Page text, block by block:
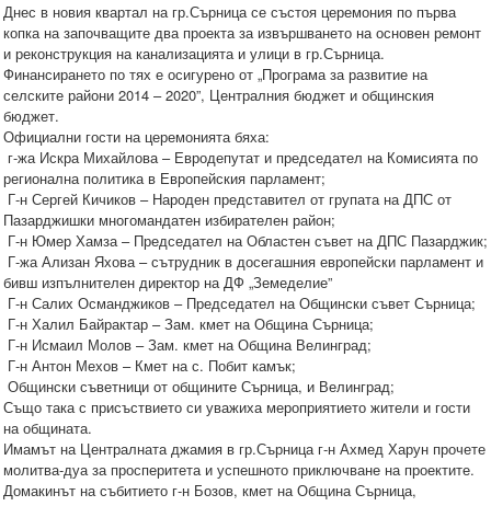
Днес в новия квартал на гр.Сърница се състоя церемония по първа
копка на започващите два проекта за извършването на основен ремонт
и реконструкция на канализацията и улици в гр.Сърница.
Финансирането по тях е осигурено от „Програма за развитие на
селските райони 2014 – 2020”, Централния бюджет и общинския
бюджет.
Официални гости на церемонията бяха:
г-жа Искра Михайлова – Евродепутат и председател на Комисията по
регионална политика в Европейския парламент;
Г-н Сергей Кичиков – Народен представител от групата на ДПС от
Пазарджишки многомандатен избирателен район;
Г-н Юмер Хамза – Председател на Областен съвет на ДПС Пазарджик;
Г-жа Ализан Яхова – сътрудник в досегашния европейски парламент и
бивш изпълнителен директор на ДФ „Земеделие”
Г-н Салих Османджиков – Председател на Общински съвет Сърница;
Г-н Халил Байрактар – Зам. кмет на Община Сърница;
Г-н Исмаил Молов – Зам. кмет на Община Велинград;
Г-н Антон Мехов – Кмет на с. Побит камък;
Общински съветници от общините Сърница, и Велинград;
Също така с присъствието си уважиха мероприятието жители и гости
на общината.
Имамът на Централната джамия в гр.Сърница г-н Ахмед Харун прочете
молитва-дуа за просперитета и успешното приключване на проектите.
Домакинът на събитието г-н Бозов, кмет на Община Сърница,